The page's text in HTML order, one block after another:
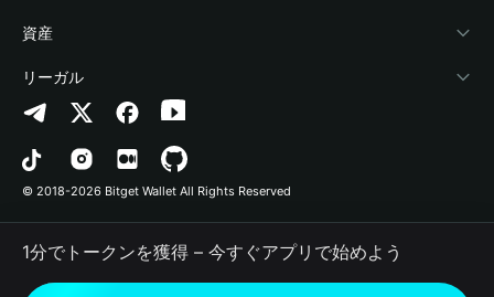
Help Center
お問い合わせ
ブランドリソース
キャリア
Crypto Swap API
Altcoin Season Index
Prediction Markets
DApp
RWA
Bitget Wallet Pay
プロジェクトを掲載
セキュリティ技術
暗号資産を購入
認証検出
コントラクト検出
一括送金
資産
Arbitrum
Avalanche
Bitcoin
Polygon
リーガル
プライバシーポリシー
利用規約
© 2018-2026 Bitget Wallet All Rights Reserved
1分でトークンを獲得 – 今すぐアプリで始めよう